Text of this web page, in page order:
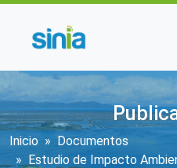
Sobrescribir
Inicio
Documentos
Estudio de Impacto